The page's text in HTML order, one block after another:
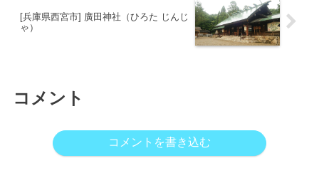
[兵庫県西宮市] 廣田神社（ひろた じんじ
ゃ）
コメント
コメントを書き込む